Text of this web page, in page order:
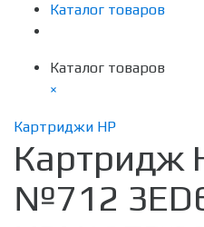
Каталог товаров
Каталог товаров
×
Картриджи HP
Картридж
№712